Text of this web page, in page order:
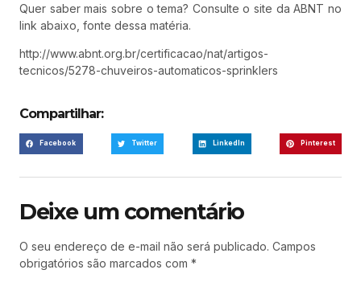
Quer saber mais sobre o tema? Consulte o site da ABNT no
link abaixo, fonte dessa matéria.
http://www.abnt.org.br/certificacao/nat/artigos-
tecnicos/5278-chuveiros-automaticos-sprinklers
Compartilhar:
Facebook Twitter LinkedIn Pinterest
Deixe um comentário
O seu endereço de e-mail não será publicado. Campos
obrigatórios são marcados com *